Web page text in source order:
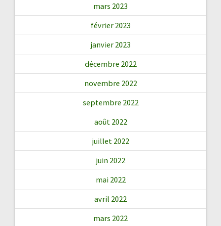
mars 2023
février 2023
janvier 2023
décembre 2022
novembre 2022
septembre 2022
août 2022
juillet 2022
juin 2022
mai 2022
avril 2022
mars 2022